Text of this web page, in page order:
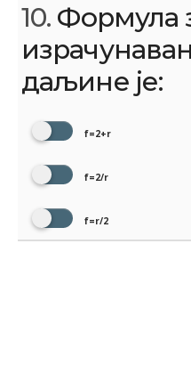
10. Формула
даљине је:
f=2+r
f=2/r
f=r/2